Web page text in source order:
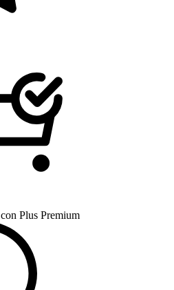
con Plus Premium